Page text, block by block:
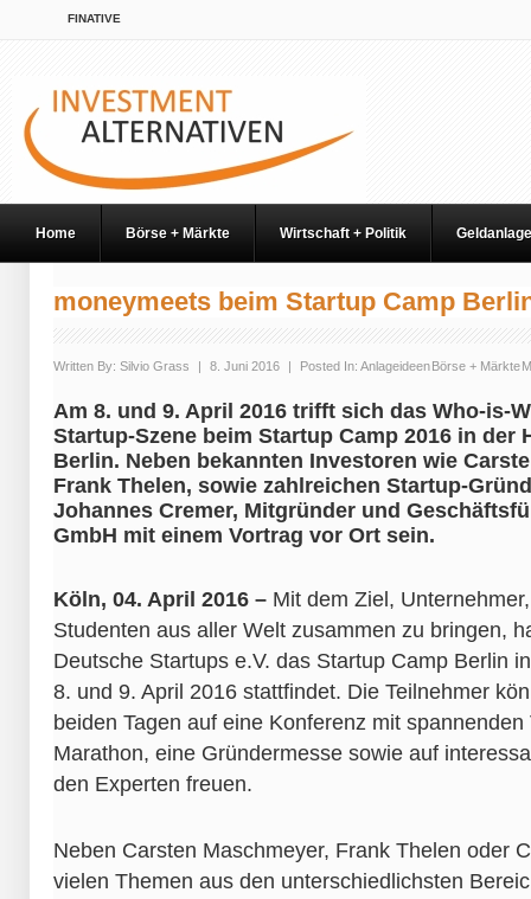
FINATIVE
Home Börse + Märkte Wirtschaft + Politik Geldanlage
moneymeets beim Startup Camp
Written By: Silvio Grass | 8. Juni 2016 | Posted In: AnlageideenBörse + Märkte
Am 8. und 9. April 2016 trifft sich das Who-is-
Startup-Szene beim Startup Camp 2016 in der
Berlin. Neben bekannten Investoren wie
Frank Thelen, sowie zahlreichen Startup-
Johannes Cremer, Mitgründer und
GmbH mit einem Vortrag vor Ort sein.
Köln, 04. April 2016 – Mit dem Ziel,
Studenten aus aller Welt zusammen zu bringen,
Deutsche Startups e.V. das Startup Camp Berlin
8. und 9. April 2016 stattfindet. Die Teilnehmer
beiden Tagen auf eine Konferenz mit
Marathon, eine Gründermesse sowie auf
den Experten freuen.
Neben Carsten Maschmeyer, Frank Thelen oder
vielen Themen aus den unterschiedlichsten